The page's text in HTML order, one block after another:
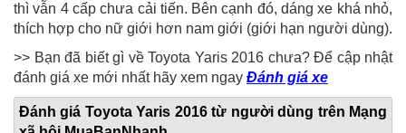
thì vẫn 4 cấp chưa cải tiến. Bên cạnh đó, dáng xe khá nhỏ,
thích hợp cho nữ giới hơn nam giới (giới hạn người dùng).
>> Bạn đã biết gì về Toyota Yaris 2016 chưa? Để cập nhật
đánh giá xe mới nhất hãy xem ngay Đánh giá xe
Đánh giá Toyota Yaris 2016 từ người dùng trên Mạng